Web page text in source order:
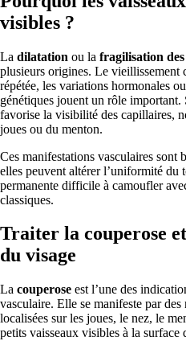
visibles ?
La dilatation ou la fragilisation
plusieurs origines. Le vieillissement
répétée, les variations hormonales
génétiques jouent un rôle important.
favorise la visibilité des capillaires,
joues ou du menton.
Ces manifestations vasculaires sont
elles peuvent altérer l’uniformité du
permanente difficile à camoufler
classiques.
Traiter la couperose
du visage
La couperose est l’une des
vasculaire. Elle se manifeste par
localisées sur les joues, le nez, le
petits vaisseaux visibles à la surface